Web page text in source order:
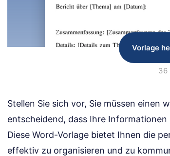
Vorlage
36
Stellen Sie sich vor, Sie müssen einen
entscheidend, dass Ihre
Diese Word-Vorlage bietet Ihnen die
effektiv zu organisieren und zu